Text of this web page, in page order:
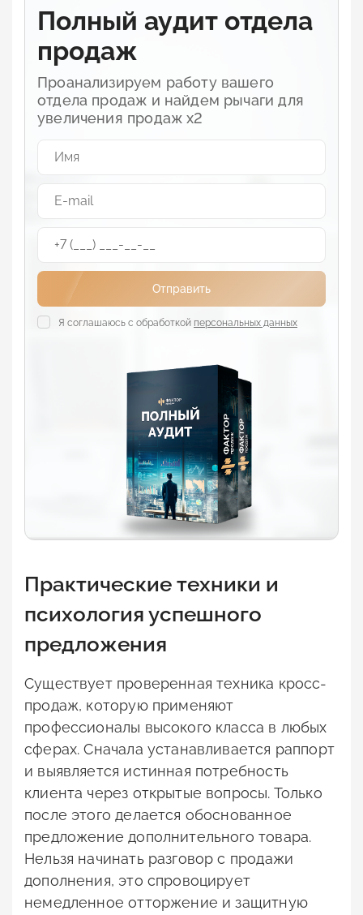
Полный аудит отдела
продаж
Проанализируем работу вашего
отдела продаж и найдем рычаги для
увеличения продаж х2
Отправить
Я соглашаюсь с обработкой персональных данных
Практические техники и
психология успешного
предложения
Существует проверенная техника кросс-
продаж, которую применяют
профессионалы высокого класса в любых
сферах. Сначала устанавливается раппорт
и выявляется истинная потребность
клиента через открытые вопросы. Только
после этого делается обоснованное
предложение дополнительного товара.
Нельзя начинать разговор с продажи
дополнения, это спровоцирует
немедленное отторжение и защитную